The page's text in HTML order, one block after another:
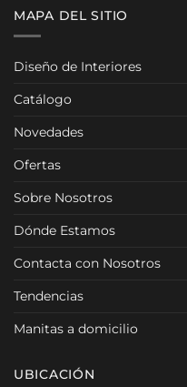
MAPA DEL SITIO
Diseño de Interiores
Catálogo
Novedades
Ofertas
Sobre Nosotros
Dónde Estamos
Contacta con Nosotros
Tendencias
Manitas a domicilio
UBICACIÓN